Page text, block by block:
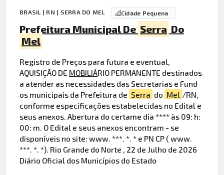
BRASIL | RN | SERRA DO MEL Cidade Pequena
Prefeitura Municipal De Serra Do
Mel
Registro de Preços para futura e eventual,
AQUISIÇÃO DE MOBILIÁRIO PERMANENTE destinados
a atender as necessidades das Secretarias e Fund
os municipais da Prefeitura de Serra do Mel /RN,
conforme especificações estabelecidas no Edital e
seus anexos. Abertura do certame dia **** às 09: h:
00: m. O Edital e seus anexos encontram - se
disponíveis no site: www. ***. *. * e PN CP ( www.
***. *. *). Rio Grande do Norte , 22 de Julho de 2026
Diário Oficial dos Municípios do Estado